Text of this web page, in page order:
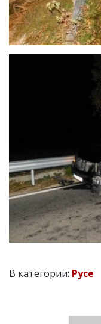
В категории: Русе